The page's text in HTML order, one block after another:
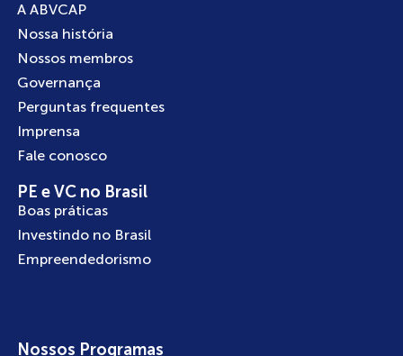
A ABVCAP
Nossa história
Nossos membros
Governança
Perguntas frequentes
Imprensa
Fale conosco
PE e VC no Brasil
Boas práticas
Investindo no Brasil
Empreendedorismo
Nossos Programas